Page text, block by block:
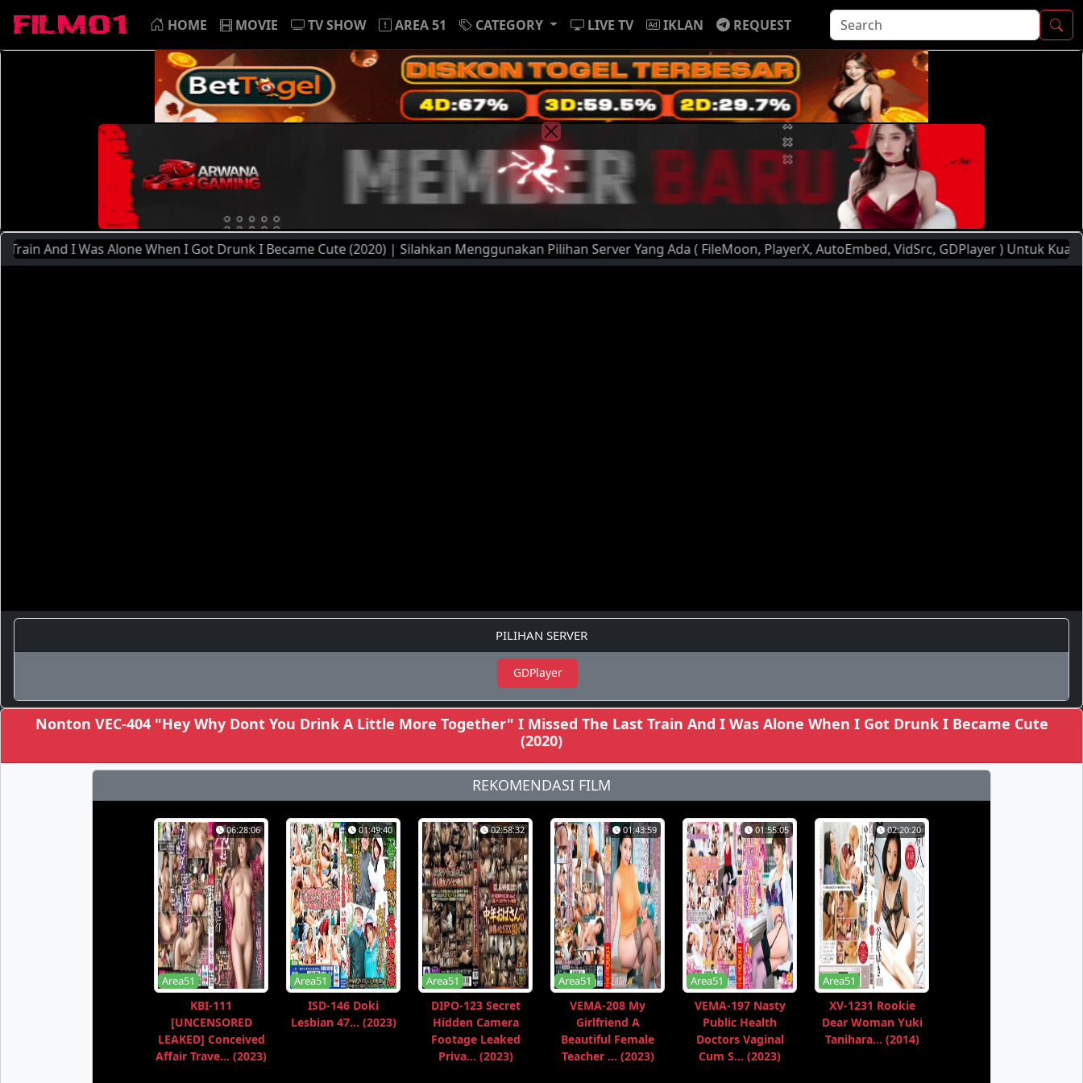
HOME MOVIE TV SHOW AREA 51 CATEGORY LIVE TV IKLAN REQUEST
Alone When I Got Drunk I Became Cute (2020) | Silahkan Menggunakan Pilihan Server Yang Ada ( FileMoon, PlayerX, AutoEmbed, VidSrc, GDPlayer ) Untuk Kualitas
PILIHAN SERVER
GDPlayer
Nonton VEC-404 "Hey Why Dont You Drink A Little More Together" I Missed The Last Train And I Was Alone When I Got Drunk I Became Cute
(2020)
REKOMENDASI FILM
06:28:06
Area51
KBI-111
[UNCENSORED
LEAKED] Conceived
Affair Trave... (2023)
01:49:40
Area51
ISD-146 Doki
Lesbian 47... (2023)
02:58:32
Area51
DIPO-123 Secret
Hidden Camera
Footage Leaked
Priva... (2023)
01:43:59
Area51
VEMA-208 My
Girlfriend A
Beautiful Female
Teacher ... (2023)
01:55:05
Area51
VEMA-197 Nasty
Public Health
Doctors Vaginal
Cum S... (2023)
02:20:20
Area51
XV-1231 Rookie
Dear Woman Yuki
Tanihara... (2014)